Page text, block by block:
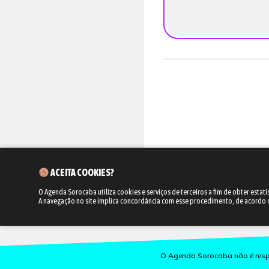
O Agenda Sorocaba não é
ACEITA COOKIES?
O Agenda Sorocaba utiliza cookies e serviços de terceiros a fim de obter
A navegação no site implica concordância com esse procedimento, de acordo